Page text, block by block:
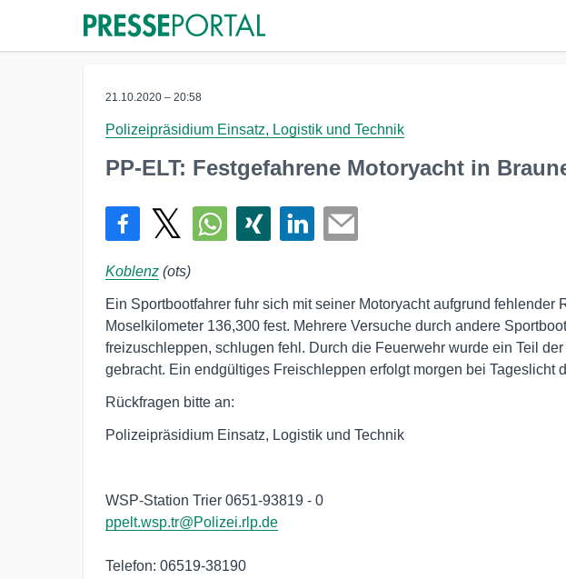
21.10.2020 – 20:58
Polizeipräsidium Einsatz, Logistik und Technik
PP-ELT: Festgefahrene Motoryacht in
Koblenz (ots)
Ein Sportbootfahrer fuhr sich mit seiner Motoryacht aufgrund fehlender
Moselkilometer 136,300 fest. Mehrere Versuche durch andere
freizuschleppen, schlugen fehl. Durch die Feuerwehr wurde ein Teil
gebracht. Ein endgültiges Freischleppen erfolgt morgen bei Tageslicht
Rückfragen bitte an:
Polizeipräsidium Einsatz, Logistik und Technik
WSP-Station Trier 0651-93819 - 0
ppelt.wsp.tr@Polizei.rlp.de
Telefon: 06519-38190